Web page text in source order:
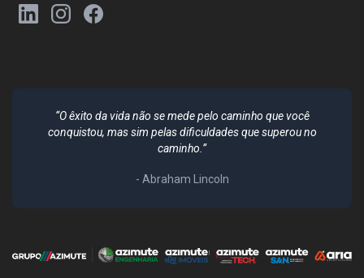
“O êxito da vida não se mede pelo caminho que você
conquistou, mas sim pelas dificuldades que superou no
caminho.”
- Abraham Lincoln